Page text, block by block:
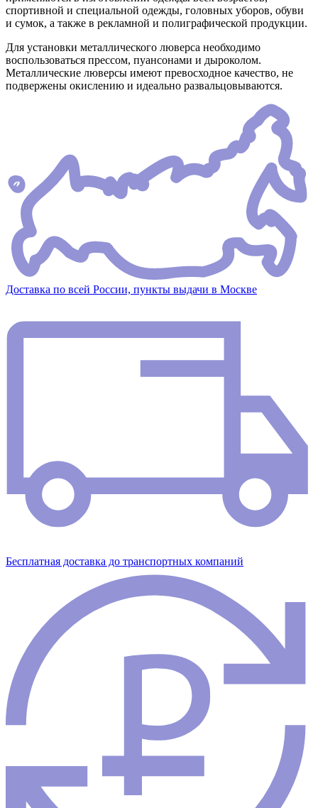
спортивной и специальной одежды, головных уборов, обуви
и сумок, а также в рекламной и полиграфической продукции.
Для установки металлического люверса необходимо
воспользоваться прессом, пуансонами и дыроколом.
Металлические люверсы имеют превосходное качество, не
подвержены окислению и идеально развальцовываются.
Доставка по всей России, пункты выдачи в Москве
Бесплатная доставка до транспортных компаний